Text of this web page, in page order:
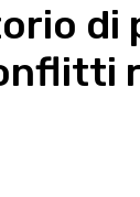
di